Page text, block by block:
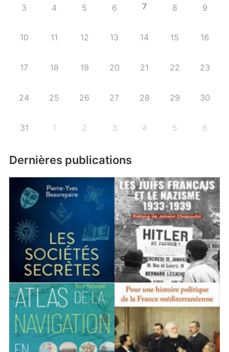
3 4 5 6 7 8 9
10 11 12 13 14 15 16
17 18 19 20 21 22 23
24 25 26 27 28 29 30
31 1 2 3 4 5 6
Dernières publications